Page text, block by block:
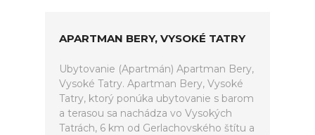
APARTMAN BERY, VYSOKÉ TATRY
Ubytovanie (Apartmán) Apartman Bery,
Vysoké Tatry. Apartman Bery, Vysoké
Tatry, ktorý ponúka ubytovanie s barom
a terasou sa nachádza vo Vysokých
Tatrách, 6 km od Gerlachovského štítu a